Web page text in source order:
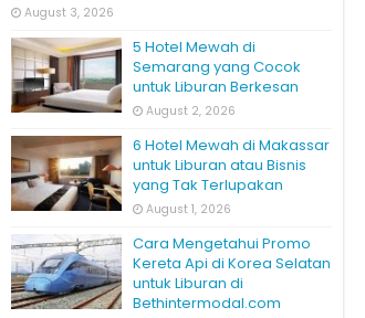
August 3, 2026
5 Hotel Mewah di
Semarang yang Cocok
untuk Liburan Berkesan
August 2, 2026
6 Hotel Mewah di Makassar
untuk Liburan atau Bisnis
yang Tak Terlupakan
August 1, 2026
Cara Mengetahui Promo
Kereta Api di Korea Selatan
untuk Liburan di
Bethintermodal.com